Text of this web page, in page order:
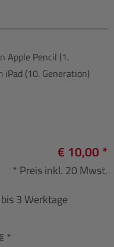
Apple Pencil (1.
(10. Generation)
€ 10,00 *
* Preis inkl. 20 Mwst.
3 Werktage
*